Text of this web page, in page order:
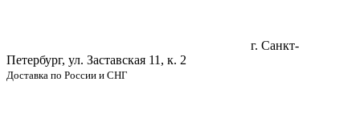
г. Санкт-
Петербург, ул. Заставская 11, к. 2
Доставка по России и СНГ